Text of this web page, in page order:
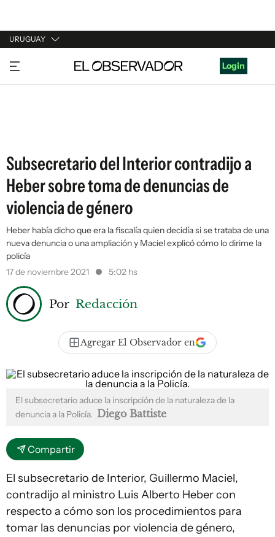
URUGUAY
URUGUAY
ARGENTINA
Login
Subsecretario del Interior contradijo a
Heber sobre toma de denuncias de
violencia de género
Heber había dicho que era la fiscalía quien decidía si se trataba de una
nueva denuncia o una ampliación y Maciel explicó cómo lo dirime la
policía
17 de noviembre 2021
5:02 hs
Por Redacción
Agregar El Observador en
El subsecretario aduce la inscripción de la naturaleza de la
denuncia a la Policía. Diego Battiste
Compartir
El subsecretario de Interior, Guillermo Maciel,
contradijo al ministro Luis Alberto Heber con
respecto a cómo son los procedimientos para
tomar las denuncias por violencia de género,